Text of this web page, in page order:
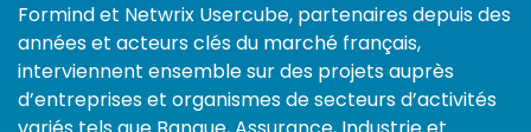
Formind et Netwrix Usercube, partenaires depuis des
années et acteurs clés du marché français,
interviennent ensemble sur des projets auprès
d’entreprises et organismes de secteurs d’activités